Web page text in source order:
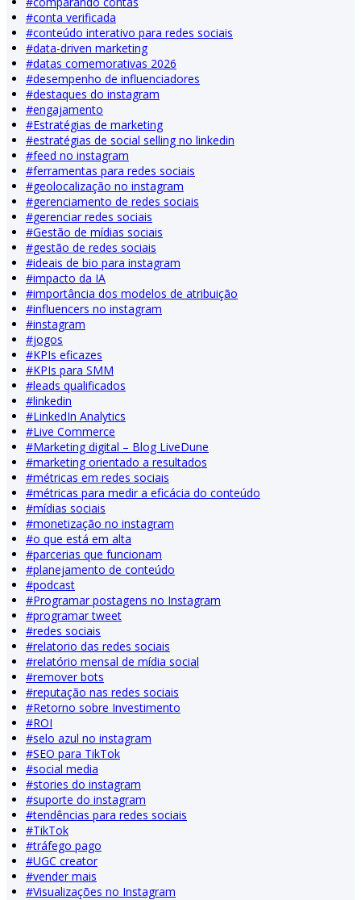
#conta verificada
#conteúdo interativo para redes sociais
#data-driven marketing
#datas comemorativas 2026
#desempenho de influenciadores
#destaques do instagram
#engajamento
#Estratégias de marketing
#estratégias de social selling no linkedin
#feed no instagram
#ferramentas para redes sociais
#geolocalização no instagram
#gerenciamento de redes sociais
#gerenciar redes sociais
#Gestão de mídias sociais
#gestão de redes sociais
#ideais de bio para instagram
#impacto da IA
#importância dos modelos de atribuição
#influencers no instagram
#instagram
#jogos
#KPIs eficazes
#KPIs para SMM
#leads qualificados
#linkedin
#LinkedIn Analytics
#Live Commerce
#Marketing digital – Blog LiveDune
#marketing orientado a resultados
#métricas em redes sociais
#métricas para medir a eficácia do conteúdo
#mídias sociais
#monetização no instagram
#o que está em alta
#parcerias que funcionam
#planejamento de conteúdo
#podcast
#Programar postagens no Instagram
#programar tweet
#redes sociais
#relatorio das redes sociais
#relatório mensal de mídia social
#remover bots
#reputação nas redes sociais
#Retorno sobre Investimento
#ROI
#selo azul no instagram
#SEO para TikTok
#social media
#stories do instagram
#suporte do instagram
#tendências para redes sociais
#TikTok
#tráfego pago
#UGC creator
#vender mais
#Visualizações no Instagram